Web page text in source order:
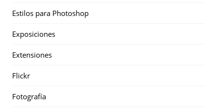
Estilos para Photoshop
Exposiciones
Extensiones
Flickr
Fotografía